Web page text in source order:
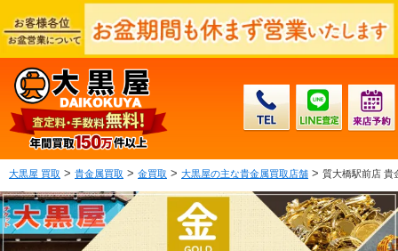
大黒屋 買取 > 貴金属買取 > 金買取 > 大黒屋の主な貴金属買取店舗 > 質大橋駅前店 貴